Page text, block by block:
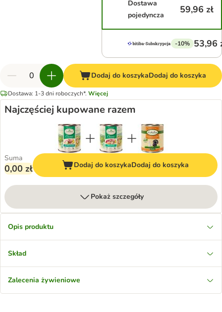
Dostawa
pojedyncza
59,96 zł
-10% 53,96
Dodaj do koszykaDodaj do koszyka
Dostawa: 1-3 dni roboczych*. Więcej
Najczęściej kupowane razem
Suma
0,00 zł Dodaj do koszykaDodaj do koszyka
Pokaż szczegóły
Opis produktu
Skład
Zalecenia żywieniowe